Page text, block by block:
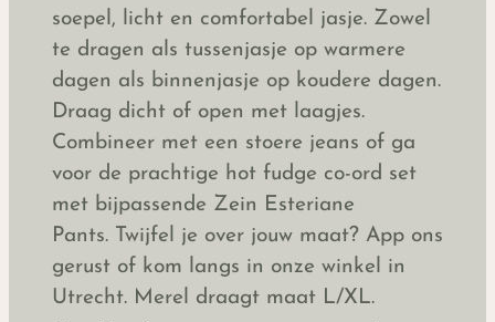
soepel, licht en comfortabel jasje. Zowel
te dragen als tussenjasje op warmere
dagen als binnenjasje op koudere dagen.
Draag dicht of open met laagjes.
Combineer met een stoere jeans of ga
voor de prachtige hot fudge co-ord set
met bijpassende Zein Esteriane
Pants. Twijfel je over jouw maat? App ons
gerust of kom langs in onze winkel in
Utrecht. Merel draagt maat L/XL.